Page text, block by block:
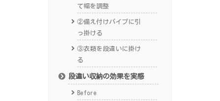
て幅を調整
②備え付けパイプに引
っ掛ける
③衣類を段違いに掛け
る
段違い収納の効果を実感
Before